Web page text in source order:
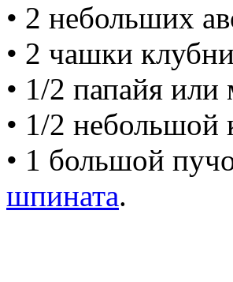
• 2 небольших
• 2 чашки
• 1/2 папайя или
• 1/2 небольшой
• 1 большой
шпината.